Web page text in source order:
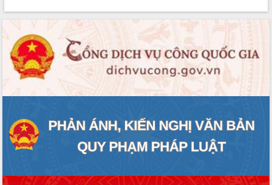
định EUDR
Thứ trưởng Bộ Nông nghiệp và Môi
trường Nguyễn Hoàng Hiệp khảo sát
vùng trồng và doanh nghiệp đóng gói
sầu riêng tại Đắk Lắk
Trình diễn nghệ thuật chế biến các
món ăn từ sầu riêng
tiến đầu tư tỉnh
Ngành cá ngừ Đắk Lắk chủ động thích
ứng để giữ vững thị trường xuất khẩu
phá cơ chế - Hợp tác công tư